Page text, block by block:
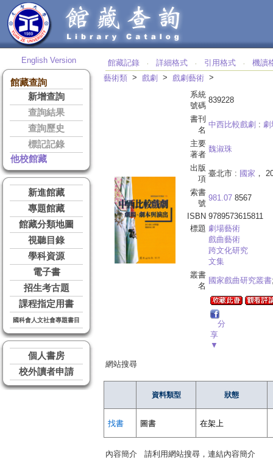
English Version
館藏查詢
新增查詢
查詢結果
查詢歷史
標記記錄
他校館藏
新進館藏
專題館藏
館藏分類地圖
視聽目錄
學科資源
電子書
招生考古題
課程指定用書
國科會人文社會專題書目
個人書房
校外讀者申請
館藏記錄 ‧ 詳細格式 ‧ 引用格式 ‧
機讀
藝術類 > 戲劇 > 戲劇藝術 >
系統
號碼
839228
書刊
名
中西比較戲劇 :
主要
著者
魏淑珠
出版
項
臺北市 : 國家 ，
索書
號
981.07 8567
ISBN 9789573615811
標題 劇場藝術
戲曲藝術
跨文化研究
文集
叢書
名
國家戲曲研究叢書
分
享
▼
網站搜尋
資料類型 狀態
找書 圖書 在架上
內容簡介 請利用網站搜尋，連結內容簡介